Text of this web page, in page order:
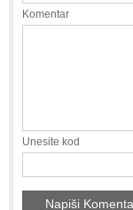
Komentar
Unesite kod